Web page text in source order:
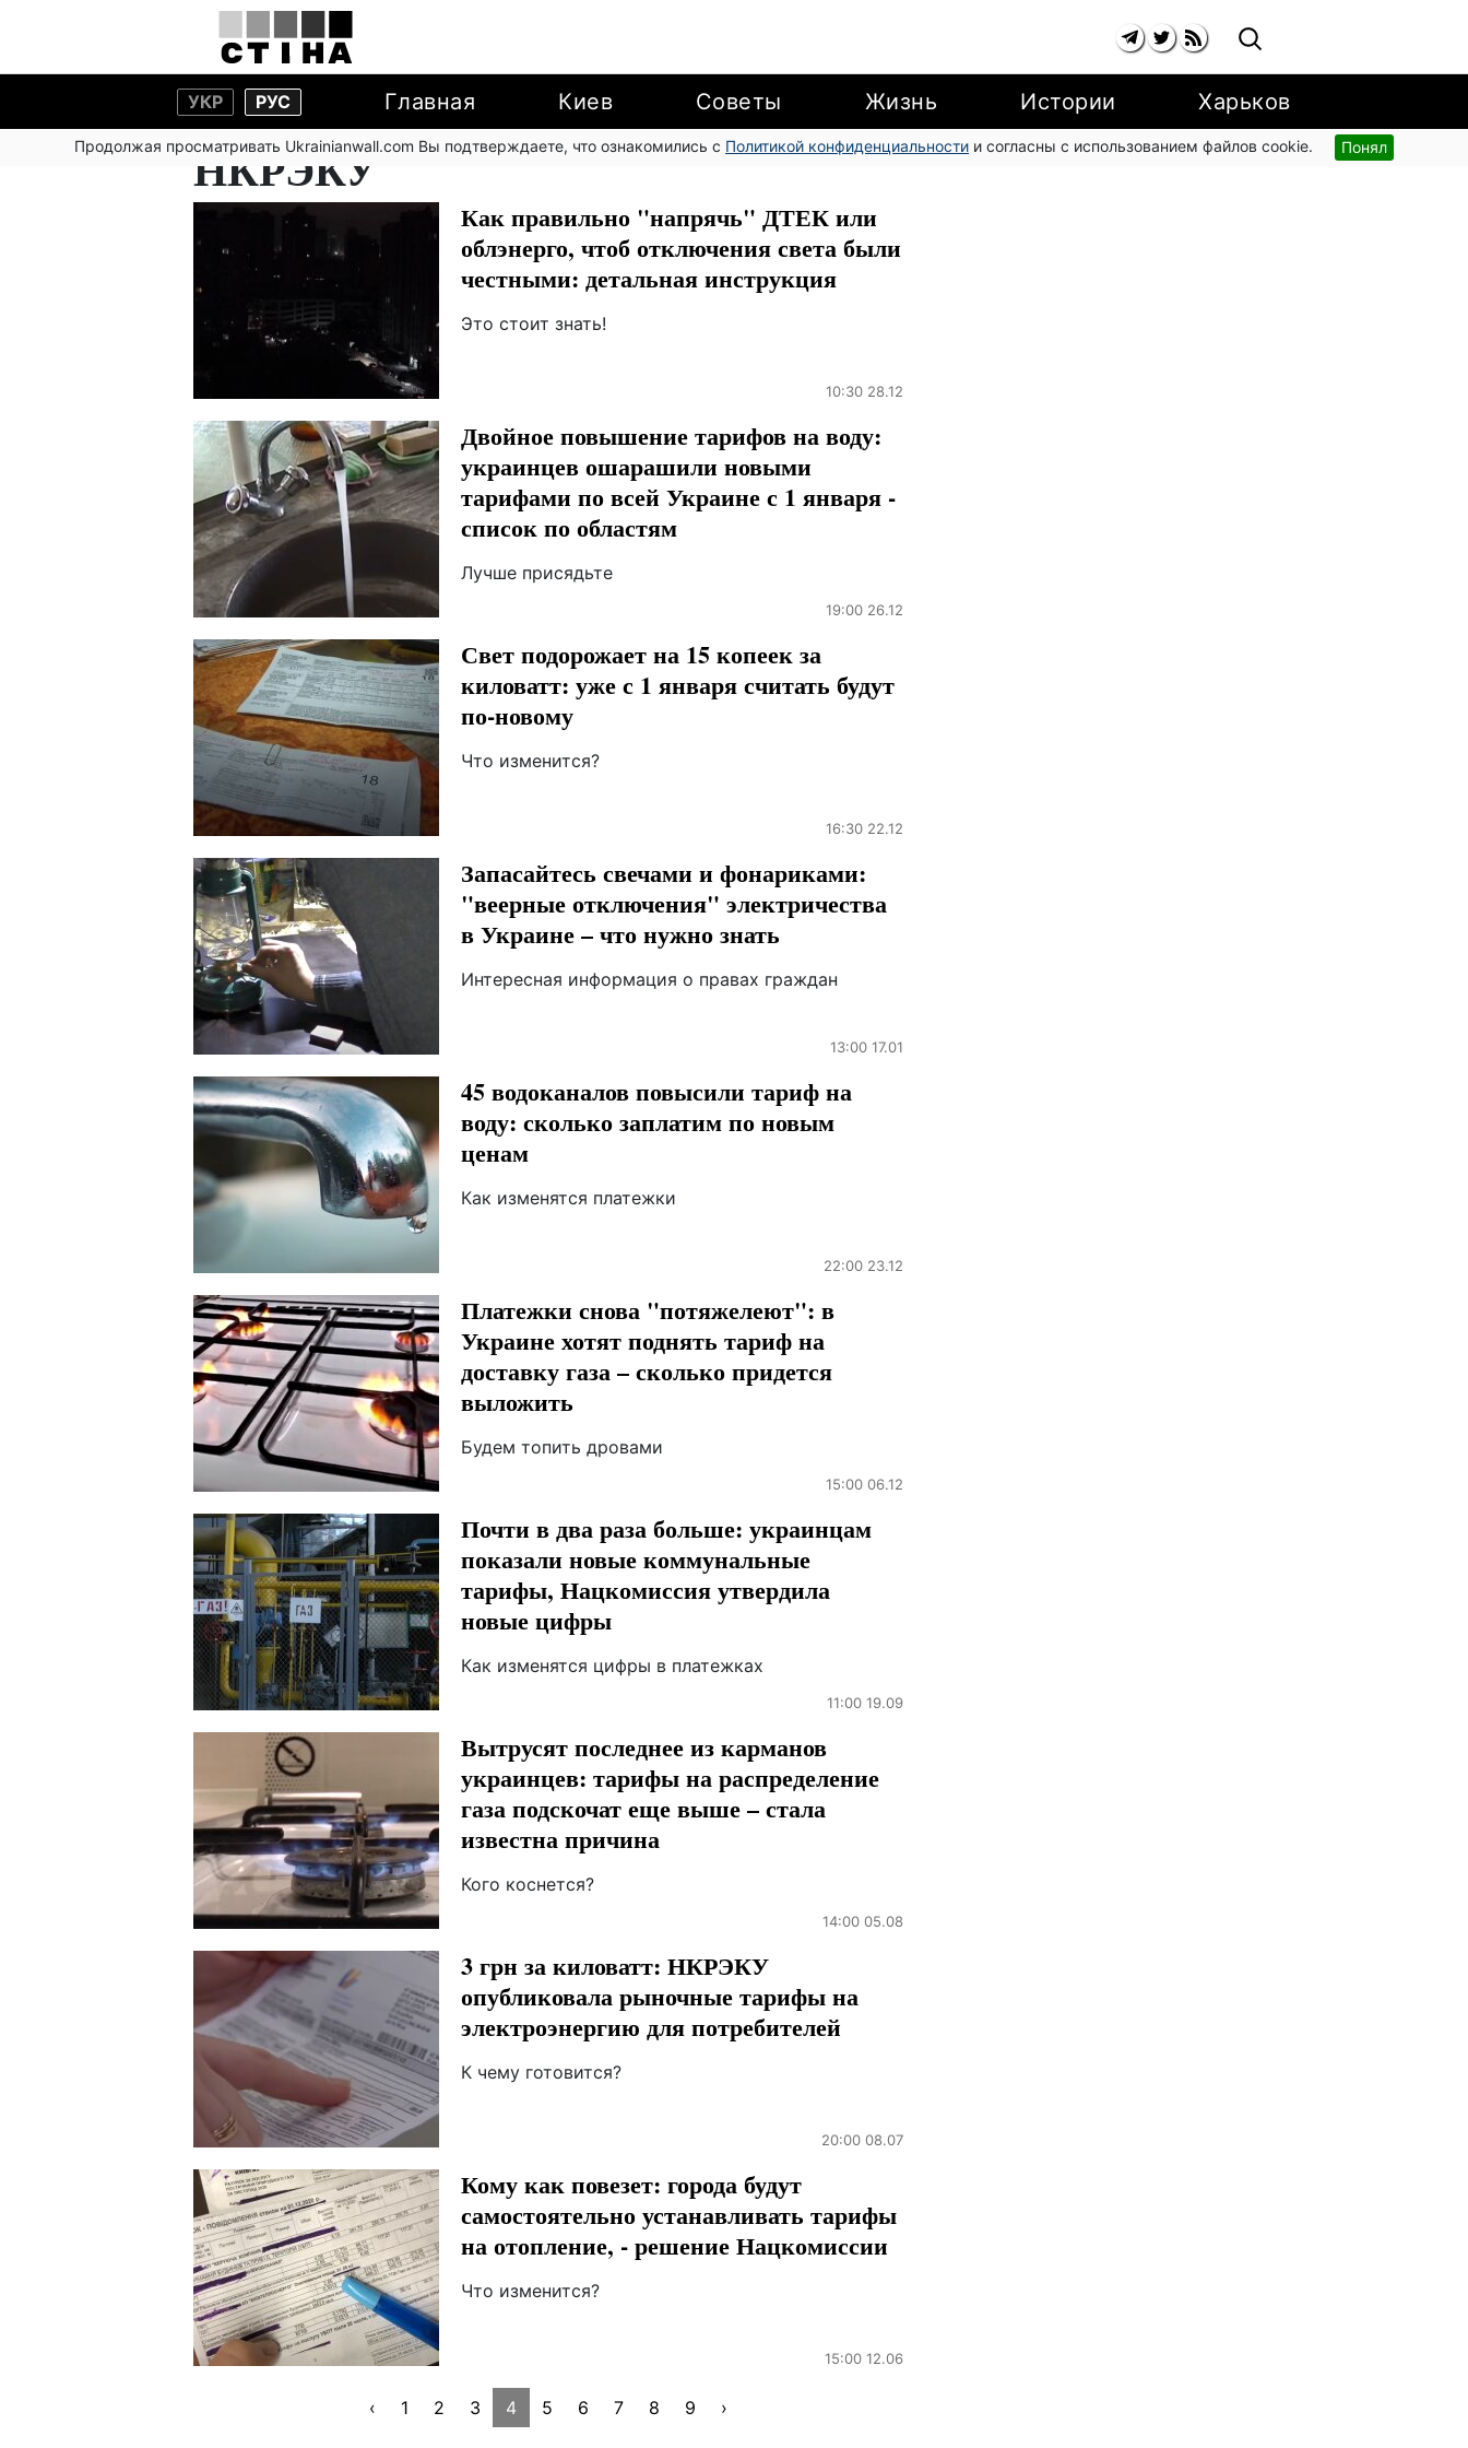
УКР РУС Главная Киев Советы Жизнь Истории Харьков
Продолжая просматривать Ukrainianwall.com Вы подтверждаете, что ознакомились с Политикой конфиденциальности и согласны с использованием файлов cookie. Понял
НКРЭКУ
Как правильно "напрячь" ДТЕК или
облэнерго, чтоб отключения света были
честными: детальная инструкция
Это стоит знать!
10:30 28.12
Двойное повышение тарифов на воду:
украинцев ошарашили новыми
тарифами по всей Украине с 1 января -
список по областям
Лучше присядьте
19:00 26.12
Свет подорожает на 15 копеек за
киловатт: уже с 1 января считать будут
по-новому
Что изменится?
16:30 22.12
Запасайтесь свечами и фонариками:
"веерные отключения" электричества
в Украине – что нужно знать
Интересная информация о правах граждан
13:00 17.01
45 водоканалов повысили тариф на
воду: сколько заплатим по новым
ценам
Как изменятся платежки
22:00 23.12
Платежки снова "потяжелеют": в
Украине хотят поднять тариф на
доставку газа – сколько придется
выложить
Будем топить дровами
15:00 06.12
Почти в два раза больше: украинцам
показали новые коммунальные
тарифы, Нацкомиссия утвердила
новые цифры
Как изменятся цифры в платежках
11:00 19.09
Вытрусят последнее из карманов
украинцев: тарифы на распределение
газа подскочат еще выше – стала
известна причина
Кого коснется?
14:00 05.08
3 грн за киловатт: НКРЭКУ
опубликовала рыночные тарифы на
электроэнергию для потребителей
К чему готовится?
20:00 08.07
Кому как повезет: города будут
самостоятельно устанавливать тарифы
на отопление, - решение Нацкомиссии
Что изменится?
15:00 12.06
‹ 1 2 3 4 5 6 7 8 9 ›